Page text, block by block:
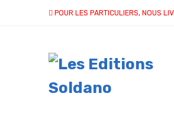
POUR LES PARTICULIERS, NOUS